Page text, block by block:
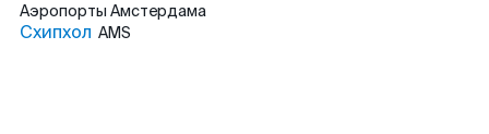
Аэропорты Амстердама
Схипхол AMS